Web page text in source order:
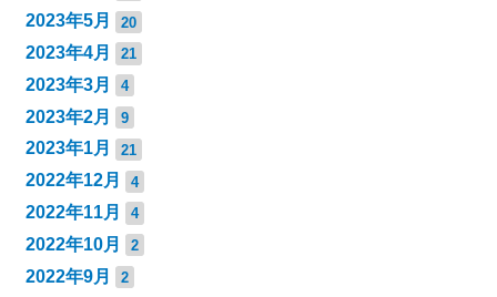
2023年5月 20
2023年4月 21
2023年3月 4
2023年2月 9
2023年1月 21
2022年12月 4
2022年11月 4
2022年10月 2
2022年9月 2